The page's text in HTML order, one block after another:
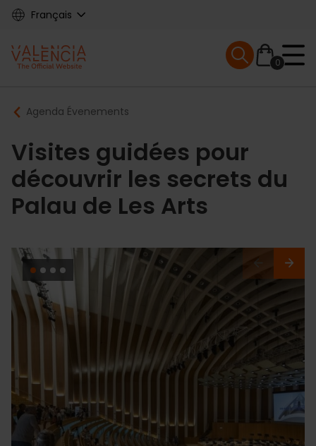
Skip
content
Français
Main
navigation
0
Mobile menu
Breadcrumb
Agenda Évenements
Visites guidées pour
découvrir les secrets du
Palau de Les Arts